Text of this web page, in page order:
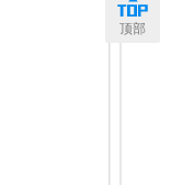
顶部